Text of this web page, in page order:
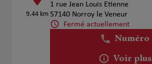
9.44 km
1 rue Jean Louis Etienne
57140 Norroy le Veneur
Fermé actuellement
Numéro
Voir plus